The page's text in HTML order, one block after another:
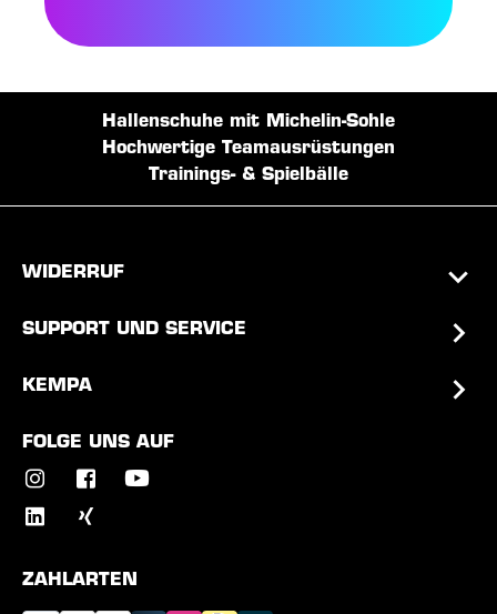
Hallenschuhe mit Michelin-Sohle
Hochwertige Teamausrüstungen
Trainings- & Spielbälle
WIDERRUF
SUPPORT UND SERVICE
KEMPA
FOLGE UNS AUF
ZAHLARTEN